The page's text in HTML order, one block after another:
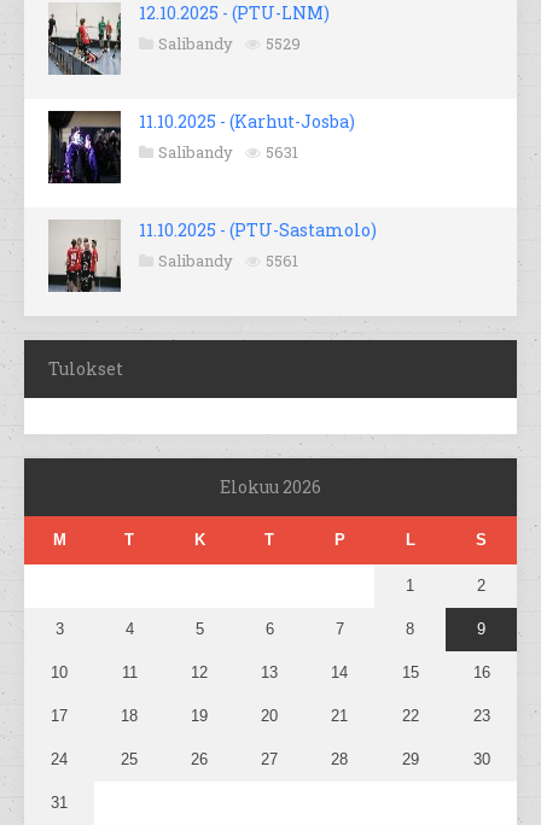
12.10.2025 - (PTU-LNM)
Salibandy 5529
11.10.2025 - (Karhut-Josba)
Salibandy 5631
11.10.2025 - (PTU-Sastamolo)
Salibandy 5561
Tulokset
Elokuu 2026
M T K T P L S
1 2
3 4 5 6 7 8 9
10 11 12 13 14 15 16
17 18 19 20 21 22 23
24 25 26 27 28 29 30
31